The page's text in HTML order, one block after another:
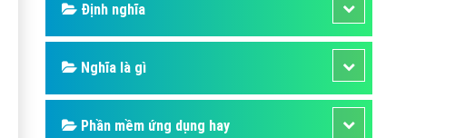
Định nghĩa
Nghĩa là gì
Phần mềm ứng dụng hay